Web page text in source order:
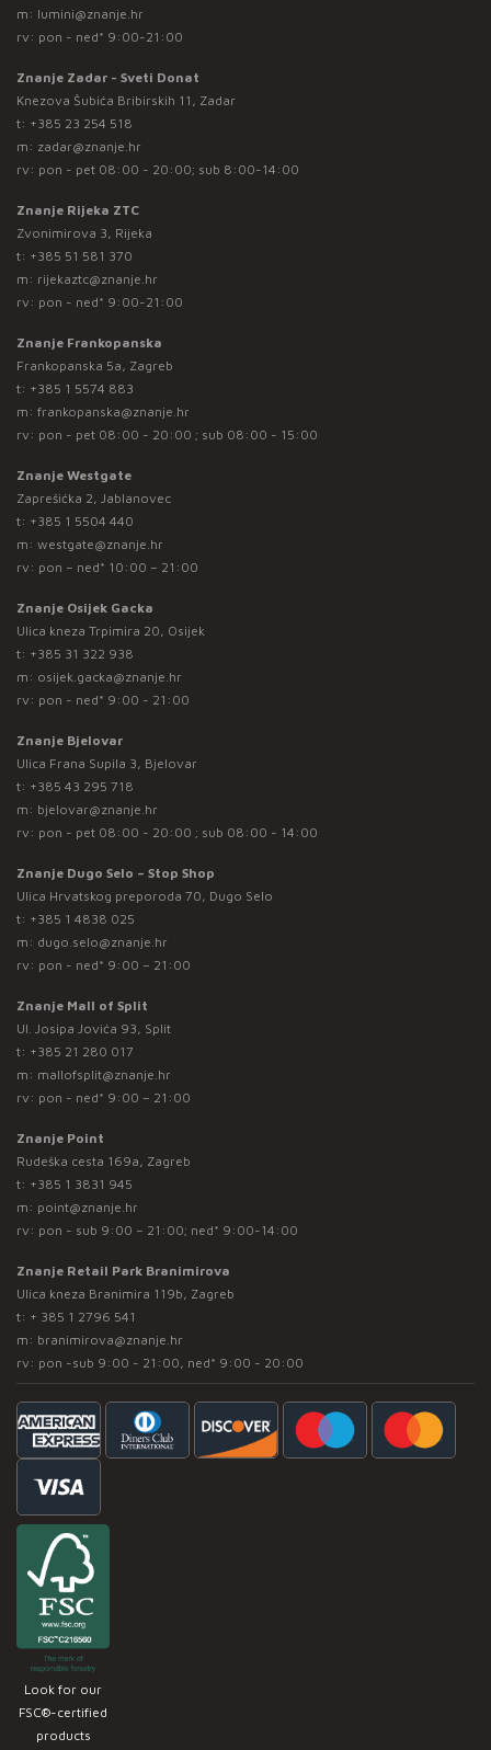
m: lumini@znanje.hr
rv: pon - ned* 9:00-21:00
Znanje Zadar - Sveti Donat
Knezova Šubića Bribirskih 11, Zadar
t: +385 23 254 518
m: zadar@znanje.hr
rv: pon - pet 08:00 - 20:00; sub 8:00-14:00
Znanje Rijeka ZTC
Zvonimirova 3, Rijeka
t: +385 51 581 370
m: rijekaztc@znanje.hr
rv: pon - ned* 9:00-21:00
Znanje Frankopanska
Frankopanska 5a, Zagreb
t: +385 1 5574 883
m: frankopanska@znanje.hr
rv: pon - pet 08:00 - 20:00 ; sub 08:00 - 15:00
Znanje Westgate
Zaprešićka 2, Jablanovec
t: +385 1 5504 440
m: westgate@znanje.hr
rv: pon – ned* 10:00 – 21:00
Znanje Osijek Gacka
Ulica kneza Trpimira 20, Osijek
t: +385 31 322 938
m: osijek.gacka@znanje.hr
rv: pon - ned* 9:00 - 21:00
Znanje Bjelovar
Ulica Frana Supila 3, Bjelovar
t: +385 43 295 718
m: bjelovar@znanje.hr
rv: pon - pet 08:00 - 20:00 ; sub 08:00 - 14:00
Znanje Dugo Selo – Stop Shop
Ulica Hrvatskog preporoda 70, Dugo Selo
t: +385 1 4838 025
m: dugo.selo@znanje.hr
rv: pon - ned* 9:00 – 21:00
Znanje Mall of Split
Ul. Josipa Jovića 93, Split
t: +385 21 280 017
m: mallofsplit@znanje.hr
rv: pon - ned* 9:00 – 21:00
Znanje Point
Rudeška cesta 169a, Zagreb
t: +385 1 3831 945
m: point@znanje.hr
rv: pon - sub 9:00 – 21:00; ned* 9:00-14:00
Znanje Retail Park Branimirova
Ulica kneza Branimira 119b, Zagreb
t: + 385 1 2796 541
m: branimirova@znanje.hr
rv: pon -sub 9:00 - 21:00, ned* 9:00 - 20:00
Look for our
FSC®-certified
products